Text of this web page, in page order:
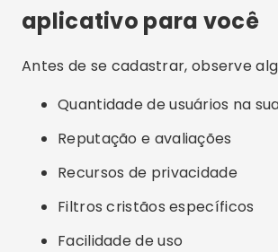
aplicativo para você
Antes de se cadastrar, observe
Quantidade de usuários na
Reputação e avaliações
Recursos de privacidade
Filtros cristãos específicos
Facilidade de uso